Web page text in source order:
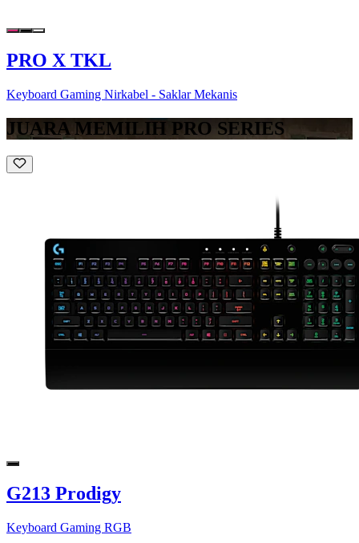
PRO X TKL
Keyboard Gaming Nirkabel - Saklar Mekanis
JUARA MEMILIH PRO SERIES
G213 Prodigy
Keyboard Gaming RGB